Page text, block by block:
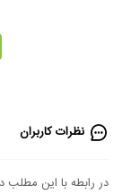
نظرات کاربران
در رابطه با این مطلب